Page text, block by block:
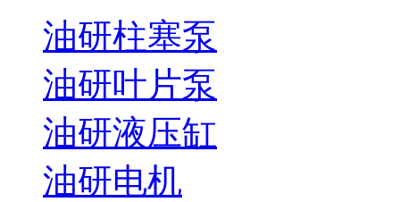
油研柱塞泵
油研叶片泵
油研液压缸
油研电机